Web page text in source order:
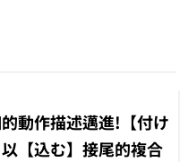
動作描述邁進!【付け
【込む】接尾的複合